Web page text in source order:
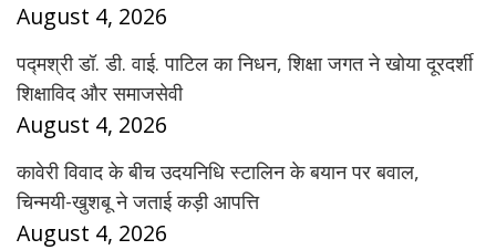
August 4, 2026
पद्मश्री डॉ. डी. वाई. पाटिल का निधन, शिक्षा जगत ने खोया दूरदर्शी
शिक्षाविद और समाजसेवी
August 4, 2026
कावेरी विवाद के बीच उदयनिधि स्टालिन के बयान पर बवाल,
चिन्मयी-खुशबू ने जताई कड़ी आपत्ति
August 4, 2026